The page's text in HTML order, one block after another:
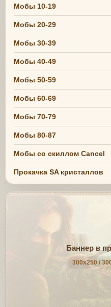
Мобы 10-19
Мобы 20-29
Мобы 30-39
Мобы 40-49
Мобы 50-59
Мобы 60-69
Мобы 70-79
Мобы 80-87
Мобы со скиллом Cancel
Прокачка SA кристаллов
Баннер в
300x250 /